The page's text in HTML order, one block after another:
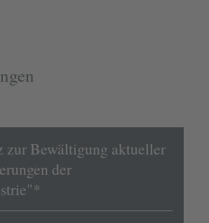
zur Bewältigung aktueller
der